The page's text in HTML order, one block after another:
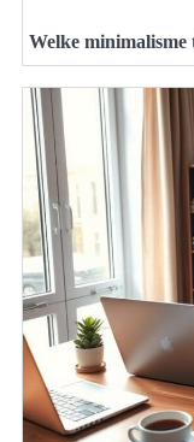
Welke minimalisme